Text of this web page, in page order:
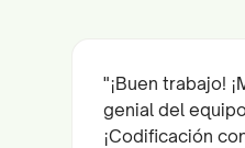
"¡Buen trabajo!
genial del
¡Codificación